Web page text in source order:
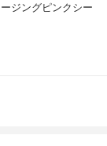
ジングピンクシー